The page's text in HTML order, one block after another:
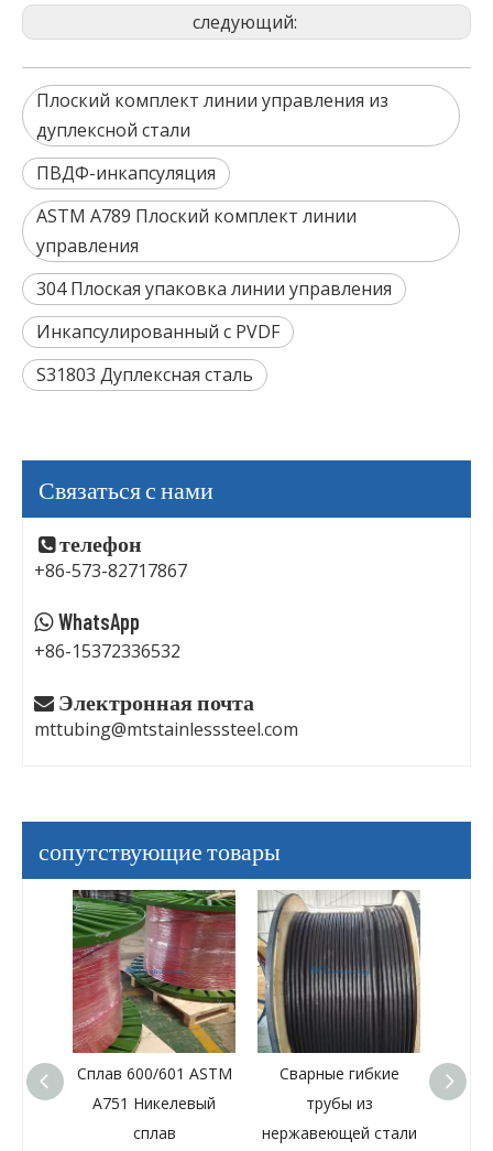
следующий:
Плоский комплект линии управления из
дуплексной стали
ПВДФ-инкапсуляция
ASTM A789 Плоский комплект линии
управления
304 Плоская упаковка линии управления
Инкапсулированный с PVDF
S31803 Дуплексная сталь
Связаться с нами
 телефон
+86-573-82717867
 WhatsApp
+86-15372336532
 Электронная почта
mttubing@mtstainlesssteel.com
сопутствующие товары
для
Сплав 600/601 ASTM
A751 Никелевый
сплав
Сварные гибкие
трубы из
нержавеющей стали